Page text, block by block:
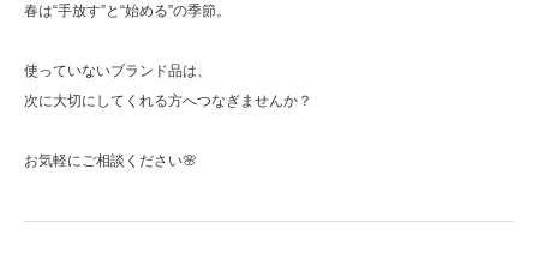
春は“手放す”と“始める”の季節。
使っていないブランド品は、
次に大切にしてくれる方へつなぎませんか？
お気軽にご相談ください🌸